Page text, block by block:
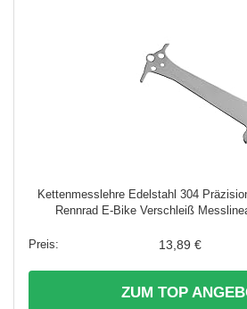
Kettenmesslehre Edelstahl 304
Rennrad E-Bike Verschleiß
13,89 €
ZUM TOP